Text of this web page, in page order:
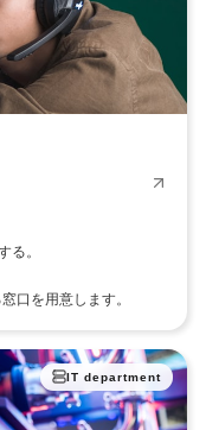
る。
口を用意します。
IT department